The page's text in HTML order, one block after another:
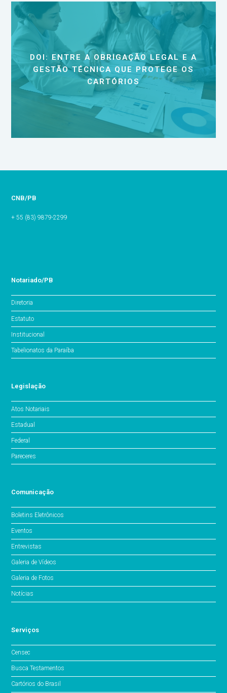
DOI: ENTRE A OBRIGAÇÃO LEGAL E A
GESTÃO TÉCNICA QUE PROTEGE OS
CARTÓRIOS
CNB/PB
+ 55 (83) 9879-2299
Notariado/PB
Diretoria
Estatuto
Institucional
Tabelionatos da Paraíba
Legislação
Atos Notariais
Estadual
Federal
Pareceres
Comunicação
Boletins Eletrônicos
Eventos
Entrevistas
Galeria de Vídeos
Galeria de Fotos
Notícias
Serviços
Censec
Busca Testamentos
Cartórios do Brasil